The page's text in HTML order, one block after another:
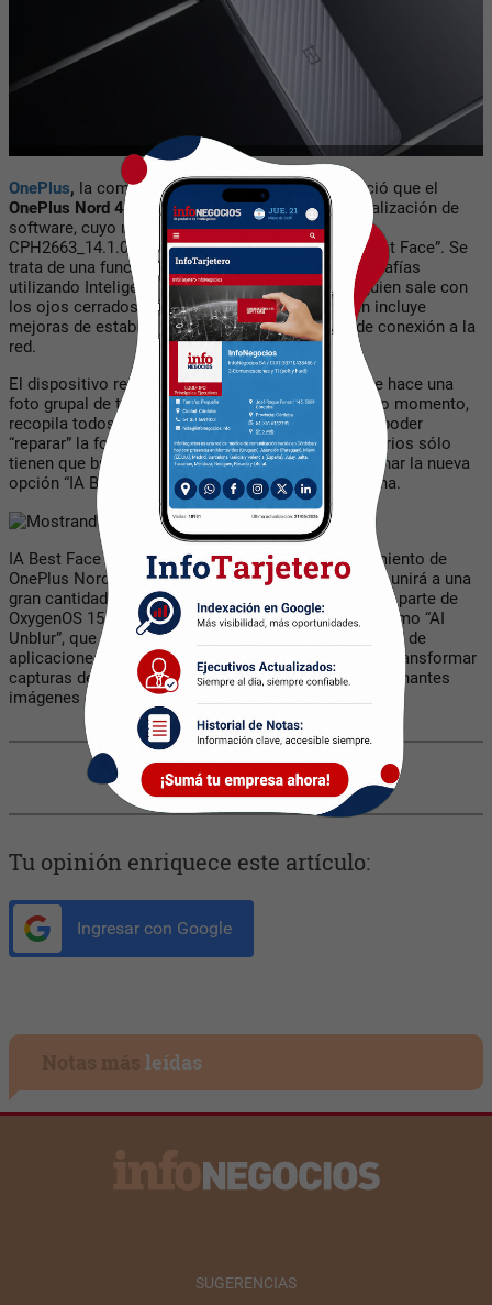
OnePlus, la compañía global de tecnología, anunció que el
OnePlus Nord 4recibió en Europa una nueva actualización de
software, cuyo número de versión es
CPH2663_14.1.0.603(EX01), que desbloquea “IA Best Face”. Se
trata de una función que permite mejorar las fotografías
utilizando Inteligencia Artificial, corrigiendo si alguien sale con
los ojos cerrados en una imagen grupal. También incluye
mejoras de estabilidad, parches de seguridad y de conexión a la
red.
El dispositivo registra automáticamente cuando se hace una
foto grupal de tres o más personas y, en ese mismo momento,
recopila todos los datos necesarios para después poder
“reparar” la foto. Para utilizar esta función, los usuarios sólo
tienen que buscar una foto de su galería y seleccionar la nueva
opción “IA Best Face” en la esquina superior derecha.
IA Best Face se anunció originalmente en el lanzamiento de
OnePlus Nord 4 en julio de este año, pero pronto se unirá a una
gran cantidad de otras nuevas funciones de IA como parte de
OxygenOS 15. Esto incluye funciones fotográficas como “AI
Unblur”, que corrige imágenes borrosas sin necesidad de
aplicaciones adicionales; y “Detail Boost”, capaz de transformar
capturas de baja resolución o recortadas en impresionantes
imágenes 4K en segundos.
Compartir con tus amigos de
Tu opinión enriquece este artículo:
Ingresar con Google
leídas
SUGERENCIAS